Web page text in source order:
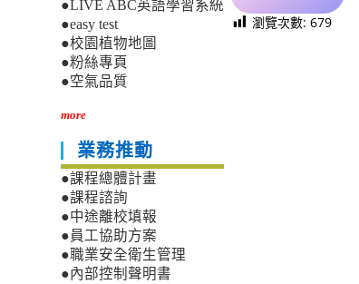
瀏覽次數: 679
●LIVE ABC英語學習系統
●easy test
●校園植物地圖
●粉絲專頁
●空氣品質
more
業務推動
●課程總體計畫
●課程諮詢
●中途離校填報
●員工協助方案
●職業安全衛生管理
●內部控制聲明書